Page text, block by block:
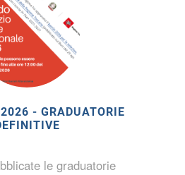
- GRADUATORIE
le graduatorie